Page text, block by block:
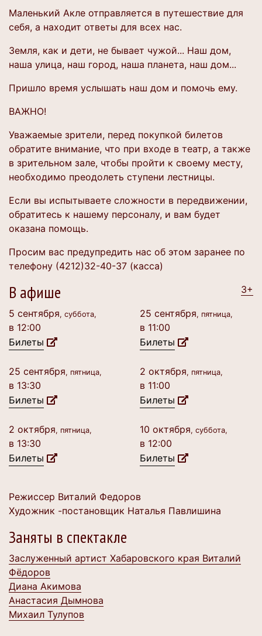
Маленький Акле отправляется в путешествие для
себя, а находит ответы для всех нас.
Земля, как и дети, не бывает чужой... Наш дом,
наша улица, наш город, наша планета, наш дом...
Пришло время услышать наш дом и помочь ему.
ВАЖНО!
Уважаемые зрители, перед покупкой билетов
обратите внимание, что при входе в театр, а также
в зрительном зале, чтобы пройти к своему месту,
необходимо преодолеть ступени лестницы.
Если вы испытываете сложности в передвижении,
обратитесь к нашему персоналу, и вам будет
оказана помощь.
Просим вас предупредить нас об этом заранее по
телефону (4212)32-40-37 (касса)
3+
В афише
5 сентября, суббота,
в 12:00
Билеты
25 сентября, пятница,
в 11:00
Билеты
25 сентября, пятница,
в 13:30
Билеты
2 октября, пятница,
в 11:00
Билеты
2 октября, пятница,
в 13:30
Билеты
10 октября, суббота,
в 12:00
Билеты
Режиссер Виталий Федоров
Художник -постановщик Наталья Павлишина
Заняты в спектакле
Заслуженный артист Хабаровского края Виталий
Фёдоров
Диана Акимова
Анастасия Дымнова
Михаил Тулупов